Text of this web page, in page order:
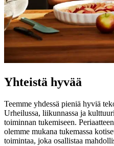
Yhteistä hyvää
Teemme yhdessä pieniä hyviä
Urheilussa, liikunnassa ja
toiminnan tukemiseen.
olemme mukana tukemassa
toimintaa, joka osallistaa